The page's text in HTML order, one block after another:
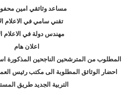
مساعد وثائقي امين
تقني سامي في الاعلام
مهندس دولة في الاعلام
اعلان هام
المطلوب من المترشحين الناجحين المذكورة
احضار الوثائق المطلوبة الى مكتب رئيس
التربية الجديد طريق